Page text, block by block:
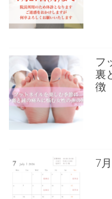
フ
裏
徴
7